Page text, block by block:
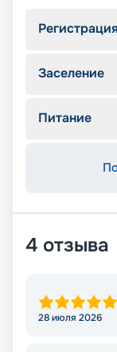
Регистрация
Заселение
Питание
4 отзыва
28 июля 2026